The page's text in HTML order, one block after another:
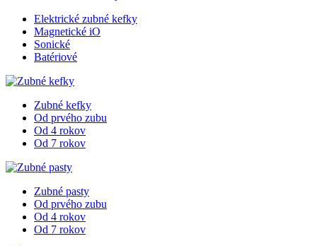
Elektrické zubné kefky
Magnetické iO
Sonické
Batériové
Zubné kefky
Od prvého zubu
Od 4 rokov
Od 7 rokov
Zubné pasty
Od prvého zubu
Od 4 rokov
Od 7 rokov